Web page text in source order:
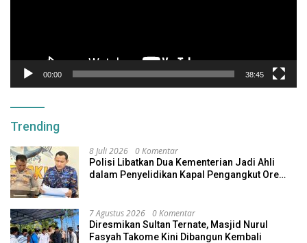
00:00 38:45
Trending
8 Juli 2026 0 Komentar
Polisi Libatkan Dua Kementerian Jadi Ahli
dalam Penyelidikan Kapal Pengangkut Ore
7 Agustus 2026 0 Komentar
Diresmikan Sultan Ternate, Masjid Nurul
Fasyah Takome Kini Dibangun Kembali